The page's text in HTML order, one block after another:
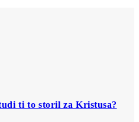
ti to storil za Kristusa?